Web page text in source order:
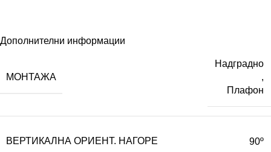
Дополнителни информации
МОНТАЖА
Надградно
,
Плафон
ВЕРТИКАЛНА ОРИЕНТ. НАГОРЕ 90º